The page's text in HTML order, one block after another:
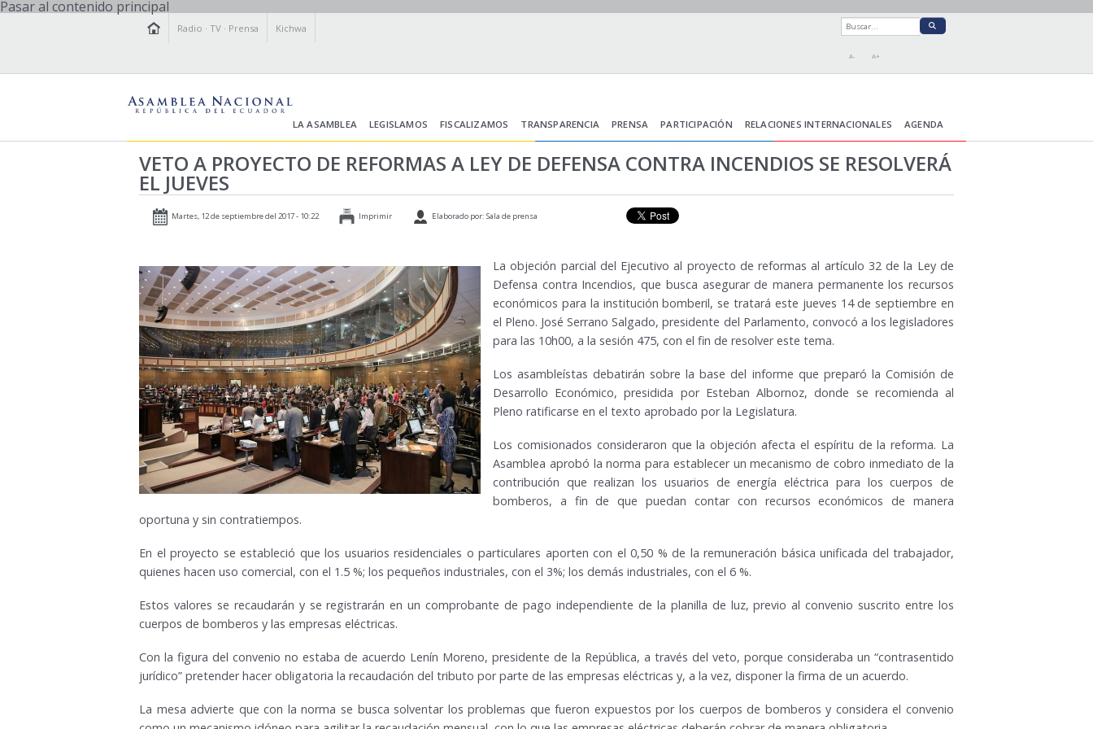
Pasar al contenido principal
Radio ·TV · Prensa Kichwa
A- A+
LA ASAMBLEA LEGISLAMOS FISCALIZAMOS TRANSPARENCIA PRENSA PARTICIPACIÓN RELACIONES INTERNACIONALES AGENDA
VETO A PROYECTO DE REFORMAS A LEY DE DEFENSA CONTRA INCENDIOS SE RESOLVERÁ
EL JUEVES
Martes, 12 de septiembre del 2017 - 10:22 Imprimir Elaborado por: Sala de prensa
La objeción parcial del Ejecutivo al proyecto de reformas al artículo 32 de la Ley de
Defensa contra Incendios, que busca asegurar de manera permanente los recursos
económicos para la institución bomberil, se tratará este jueves 14 de septiembre en
el Pleno. José Serrano Salgado, presidente del Parlamento, convocó a los legisladores
para las 10h00, a la sesión 475, con el fin de resolver este tema.
Los asambleístas debatirán sobre la base del informe que preparó la Comisión de
Desarrollo Económico, presidida por Esteban Albornoz, donde se recomienda al
Pleno ratificarse en el texto aprobado por la Legislatura.
Los comisionados consideraron que la objeción afecta el espíritu de la reforma. La
Asamblea aprobó la norma para establecer un mecanismo de cobro inmediato de la
contribución que realizan los usuarios de energía eléctrica para los cuerpos de
bomberos, a fin de que puedan contar con recursos económicos de manera
oportuna y sin contratiempos.
En el proyecto se estableció que los usuarios residenciales o particulares aporten con el 0,50 % de la remuneración básica unificada del trabajador,
quienes hacen uso comercial, con el 1.5 %; los pequeños industriales, con el 3%; los demás industriales, con el 6 %.
Estos valores se recaudarán y se registrarán en un comprobante de pago independiente de la planilla de luz, previo al convenio suscrito entre los
cuerpos de bomberos y las empresas eléctricas.
Con la figura del convenio no estaba de acuerdo Lenín Moreno, presidente de la República, a través del veto, porque consideraba un “contrasentido
jurídico” pretender hacer obligatoria la recaudación del tributo por parte de las empresas eléctricas y, a la vez, disponer la firma de un acuerdo.
La mesa advierte que con la norma se busca solventar los problemas que fueron expuestos por los cuerpos de bomberos y considera el convenio